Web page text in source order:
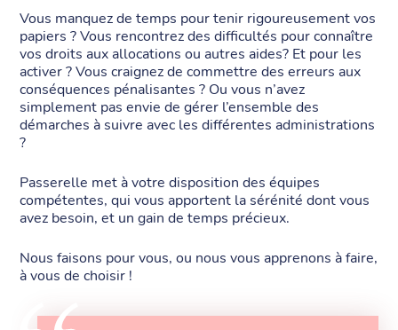
Vous manquez de temps pour tenir rigoureusement vos
papiers ? Vous rencontrez des difficultés pour connaître
vos droits aux allocations ou autres aides? Et pour les
activer ? Vous craignez de commettre des erreurs aux
conséquences pénalisantes ? Ou vous n’avez
simplement pas envie de gérer l’ensemble des
démarches à suivre avec les différentes administrations
?
Passerelle met à votre disposition des équipes
compétentes, qui vous apportent la sérénité dont vous
avez besoin, et un gain de temps précieux.
Nous faisons pour vous, ou nous vous apprenons à faire,
à vous de choisir !